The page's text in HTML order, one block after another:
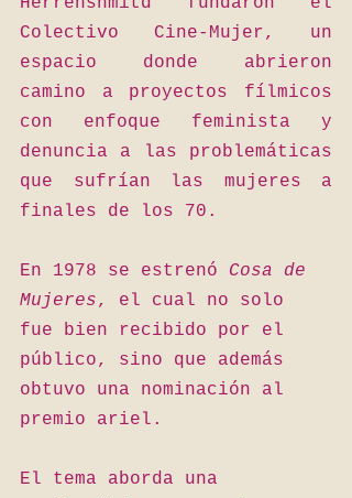
Colectivo Cine-Mujer, un
espacio donde abrieron
camino a proyectos fílmicos
con enfoque feminista y
denuncia a las problemáticas
que sufrían las mujeres a
finales de los 70.
En 1978 se estrenó Cosa de
Mujeres, el cual no solo
fue bien recibido por el
público, sino que además
obtuvo una nominación al
premio ariel.
El tema aborda una